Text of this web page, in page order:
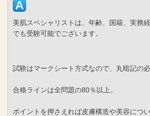
美肌スペシャリストは、年齢、国籍、実務
でも受験可能でございます。
試験はマークシート方式なので、丸暗記の
合格ラインは全問題の80％以上。
ポイントを押さえれば皮膚構造や美容につ